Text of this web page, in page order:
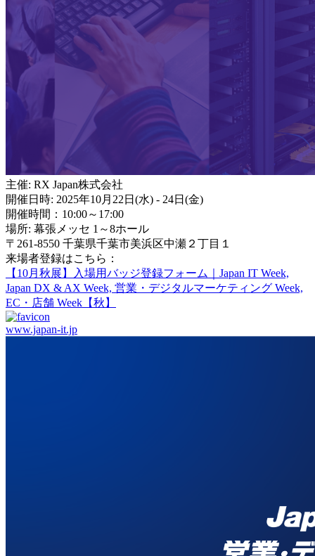
主催: RX Japan株式会社
開催日時: 2025年10月22日(水) - 24日(金)
開催時間：10:00～17:00
場所: 幕張メッセ 1～8ホール
〒261-8550 千葉県千葉市美浜区中瀬２丁目１
来場者登録はこちら：
【10月秋展】入場用バッジ登録フォーム｜Japan IT Week,
Japan DX & AX Week, 営業・デジタルマーケティング Week,
EC・店舗 Week【秋】
www.japan-it.jp